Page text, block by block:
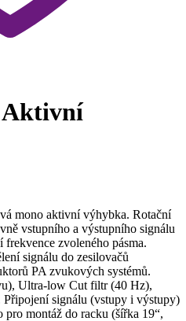
Aktivní
mono aktivní výhybka. Rotační
vstupního a výstupního signálu
zvoleného pásma.
signálu do zesilovačů
PA zvukových systémů.
Ultra-low Cut filtr (40 Hz),
signálu (vstupy i výstupy)
montáž do racku (šířka 19“,